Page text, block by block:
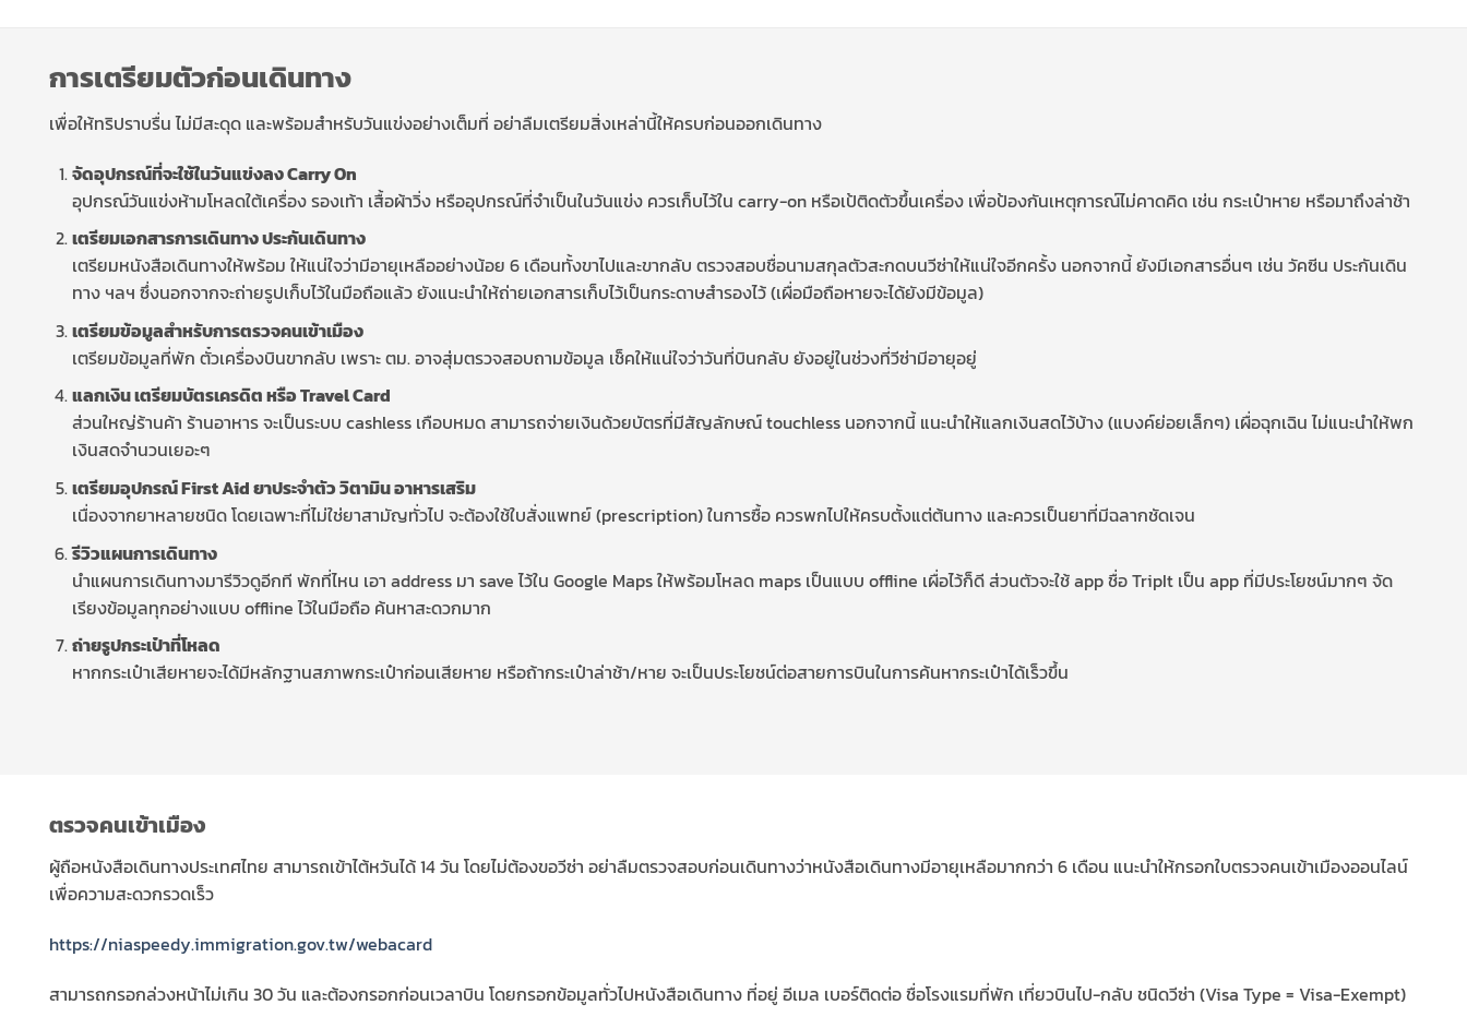
การเตรียมตัวก่อนเดินทาง
เพื่อให้ทริปราบรื่น ไม่มีสะดุด และพร้อมสำหรับวันแข่งอย่างเต็มที่ อย่าลืมเตรียมสิ่งเหล่านี้ให้ครบก่อนออกเดินทาง
จัดอุปกรณ์ที่จะใช้ในวันแข่งลง Carry On
อุปกรณ์วันแข่งห้ามโหลดใต้เครื่อง รองเท้า เสื้อผ้าวิ่ง หรืออุปกรณ์ที่จำเป็นในวันแข่ง ควรเก็บไว้ใน carry-on หรือเป้ติดตัวขึ้นเครื่อง เพื่อป้องกันเหตุการณ์ไม่คาดคิด เช่น กระเป๋าหาย หรือมาถึงล่าช้า
เตรียมเอกสารการเดินทาง ประกันเดินทาง
เตรียมหนังสือเดินทางให้พร้อม ให้แน่ใจว่ามีอายุเหลืออย่างน้อย 6 เดือนทั้งขาไปและขากลับ ตรวจสอบชื่อนามสกุลตัวสะกดบนวีซ่าให้แน่ใจอีกครั้ง นอกจากนี้ ยังมีเอกสารอื่นๆ เช่น วัคซีน ประกันเดิน
ทาง ฯลฯ ซึ่งนอกจากจะถ่ายรูปเก็บไว้ในมือถือแล้ว ยังแนะนำให้ถ่ายเอกสารเก็บไว้เป็นกระดาษสำรองไว้ (เผื่อมือถือหายจะได้ยังมีข้อมูล)
เตรียมข้อมูลสำหรับการตรวจคนเข้าเมือง
เตรียมข้อมูลที่พัก ตั๋วเครื่องบินขากลับ เพราะ ตม. อาจสุ่มตรวจสอบถามข้อมูล เช็คให้แน่ใจว่าวันที่บินกลับ ยังอยู่ในช่วงที่วีซ่ามีอายุอยู่
แลกเงิน เตรียมบัตรเครดิต หรือ Travel Card
ส่วนใหญ่ร้านค้า ร้านอาหาร จะเป็นระบบ cashless เกือบหมด สามารถจ่ายเงินด้วยบัตรที่มีสัญลักษณ์ touchless นอกจากนี้ แนะนำให้แลกเงินสดไว้บ้าง (แบงค์ย่อยเล็กๆ) เผื่อฉุกเฉิน ไม่แนะนำให้พก
เงินสดจำนวนเยอะๆ
เตรียมอุปกรณ์ First Aid ยาประจำตัว วิตามิน อาหารเสริม
เนื่องจากยาหลายชนิด โดยเฉพาะที่ไม่ใช่ยาสามัญทั่วไป จะต้องใช้ใบสั่งแพทย์ (prescription) ในการซื้อ ควรพกไปให้ครบตั้งแต่ต้นทาง และควรเป็นยาที่มีฉลากชัดเจน
รีวิวแผนการเดินทาง
นำแผนการเดินทางมารีวิวดูอีกที พักที่ไหน เอา address มา save ไว้ใน Google Maps ให้พร้อมโหลด maps เป็นแบบ offline เผื่อไว้ก็ดี ส่วนตัวจะใช้ app ชื่อ TripIt เป็น app ที่มีประโยชน์มากๆ จัด
เรียงข้อมูลทุกอย่างแบบ offline ไว้ในมือถือ ค้นหาสะดวกมาก
ถ่ายรูปกระเป๋าที่โหลด
หากกระเป๋าเสียหายจะได้มีหลักฐานสภาพกระเป๋าก่อนเสียหาย หรือถ้ากระเป๋าล่าช้า/หาย จะเป็นประโยชน์ต่อสายการบินในการค้นหากระเป๋าได้เร็วขึ้น
ตรวจคนเข้าเมือง
ผู้ถือหนังสือเดินทางประเทศไทย สามารถเข้าไต้หวันได้ 14 วัน โดยไม่ต้องขอวีซ่า อย่าลืมตรวจสอบก่อนเดินทางว่าหนังสือเดินทางมีอายุเหลือมากกว่า 6 เดือน แนะนำให้กรอกใบตรวจคนเข้าเมืองออนไลน์
เพื่อความสะดวกรวดเร็ว
https://niaspeedy.immigration.gov.tw/webacard
สามารถกรอกล่วงหน้าไม่เกิน 30 วัน และต้องกรอกก่อนเวลาบิน โดยกรอกข้อมูลทั่วไปหนังสือเดินทาง ที่อยู่ อีเมล เบอร์ติดต่อ ชื่อโรงแรมที่พัก เที่ยวบินไป-กลับ ชนิดวีซ่า (Visa Type = Visa-Exempt)